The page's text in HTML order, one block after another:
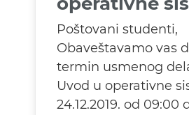
Poštovani studenti,
Obaveštavamo vas
termin usmenog
Uvod u operativne
24.12.2019. od 09:00